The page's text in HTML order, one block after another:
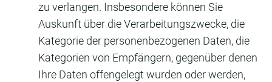
zu verlangen. Insbesondere können Sie
Auskunft über die Verarbeitungszwecke, die
Kategorie der personenbezogenen Daten, die
Kategorien von Empfängern, gegenüber denen
Ihre Daten offengelegt wurden oder werden,